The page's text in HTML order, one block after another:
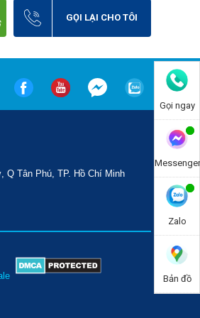
GỌI LẠI CHO TÔI
Q Tân Phú, TP. Hồ Chí Minh
Gọi ngay
Messenger
Zalo
Bản đồ